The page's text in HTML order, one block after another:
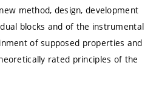
method, design, development
blocks and of the instrumental
of supposed properties and
rated principles of the